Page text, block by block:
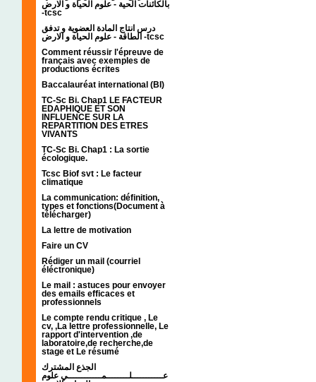
بالكائنات الحية - علوم الحياة و الارض
-tcsc
درس انتاج المادة العضوية و تدفق
الطاقة - علوم الحياة و الارض -tcsc
Comment réussir l'épreuve de
français avec exemples de
productions écrites
Baccalauréat international (BI)
TC-Sc Bi. Chap1 LE FACTEUR
EDAPHIQUE ET SON
INFLUENCE SUR LA
REPARTITION DES ETRES
VIVANTS
TC-Sc Bi. Chap1 : La sortie
écologique.
Tcsc Biof svt : Le facteur
climatique
La communication: définition,
types et fonctions(Document à
télécharger)
La lettre de motivation
Faire un CV
Rédiger un mail (courriel
éléctronique)
Le mail : astuces pour envoyer
des emails efficaces et
professionnels
Le compte rendu critique , Le
cv, ,La lettre professionnelle, Le
rapport d'intervention ,de
laboratoire,de recherche,de
stage et Le résumé
الجذع المشترك
عـــــــــــلــــــــمــــــــــــي علوم